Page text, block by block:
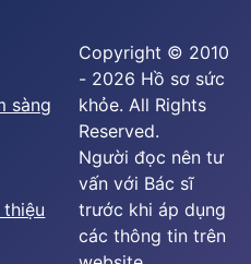
sàng
Copyright © 2010
- 2026 Hồ sơ sức
khỏe. All Rights
Reserved.
Người đọc nên tư
vấn với Bác sĩ
trước khi áp dụng
các thông tin trên